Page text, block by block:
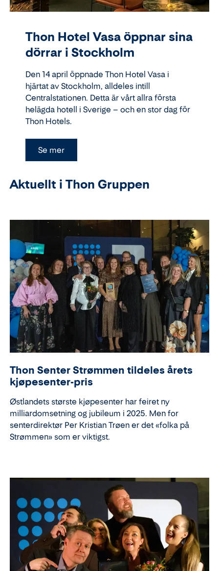
Thon Hotel Vasa öppnar sina
dörrar i Stockholm
Den 14 april öppnade Thon Hotel Vasa i
hjärtat av Stockholm, alldeles intill
Centralstationen. Detta är vårt allra första
helägda hotell i Sverige – och en stor dag för
Thon Hotels.
Se mer
Aktuellt i Thon Gruppen
Thon Senter Strømmen tildeles årets
kjøpesenter-pris
Østlandets største kjøpesenter har feiret ny
milliardomsetning og jubileum i 2025. Men for
senterdirektør Per Kristian Trøen er det «folka på
Strømmen» som er viktigst.